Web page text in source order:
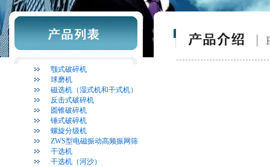
颚式破碎机
球磨机
磁选机（湿式机和干式机）
反击式破碎机
圆锥破碎机
锤式破碎机
螺旋分级机
ZWS型电磁振动高频振网筛
干选机
干选机（河沙）